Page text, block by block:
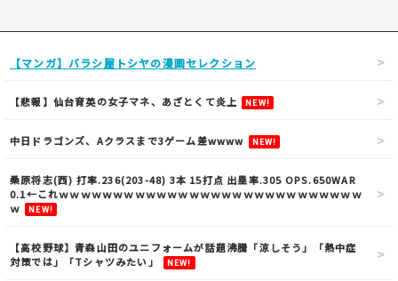
【マンガ】バラシ屋トシヤの漫画セレクション
【悲報】仙台育英の女子マネ、あざとくて炎上 NEW!
中日ドラゴンズ、Aクラスまで3ゲーム差wwww NEW!
桑原将志(西) 打率.236(203-48) 3本 15打点 出塁率.305 OPS.650WAR
0.1←これｗｗｗｗｗｗｗｗｗｗｗｗｗｗｗｗｗｗｗｗｗｗｗｗｗｗｗｗ
ｗ
NEW!
【高校野球】青森山田のユニフォームが話題沸騰「涼しそう」「熱中症
対策では」「Tシャツみたい」
NEW!